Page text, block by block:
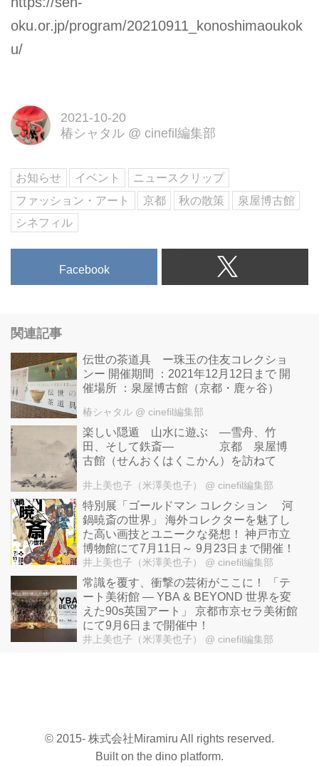
oku.or.jp/program/20210911_konoshimaoukok
u/
2021-10-20
椿シャタル @ cinefil編集部
お知らせ イベント
ニュースクリップ
ファッション・アート
京都 秋の散策
泉屋博古館
シネフィル
Facebook
関連記事
伝世の茶道具 ー珠玉の住友コレクショ
ンー 開催期間 ：2021年12月12日まで 開
催場所 ：泉屋博古館（京都・鹿ヶ谷）
椿シャタル @ cinefil編集部
楽しい隠遁 山水に遊ぶ ―雪舟、竹
田、そして鉄斎― 京都 泉屋博
古館（せんおくはくこかん）を訪ねて
井上美也子（米澤美也子） @ cinefil編集部
特別展「ゴールドマン コレクション 河
鍋暁斎の世界」 海外コレクターを魅了し
た高い画技とユニークな発想！ 神戸市立
博物館にて7月11日～ 9月23日まで開催！
井上美也子（米澤美也子） @ cinefil編集部
常識を覆す、衝撃の芸術がここに！ 「テ
ート美術館 ― YBA & BEYOND 世界を変
えた90s英国アート」 京都市京セラ美術館
にて9月6日まで開催中！
井上美也子（米澤美也子） @ cinefil編集部
© 2015- 株式会社Miramiru All rights reserved.
Built on the dino platform.